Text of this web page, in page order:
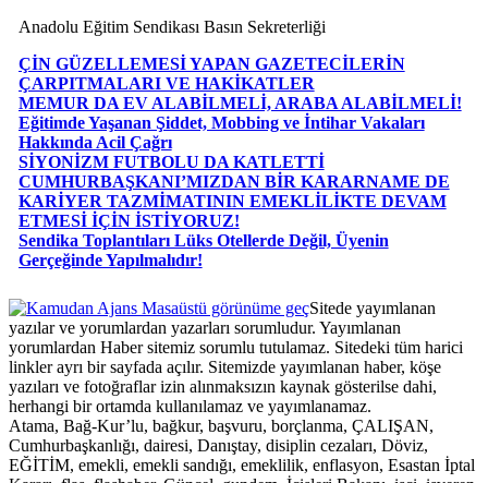
Anadolu Eğitim Sendikası Basın Sekreterliği
ÇİN GÜZELLEMESİ YAPAN GAZETECİLERİN
ÇARPITMALARI VE HAKİKATLER
MEMUR DA EV ALABİLMELİ, ARABA ALABİLMELİ!
Eğitimde Yaşanan Şiddet, Mobbing ve İntihar Vakaları
Hakkında Acil Çağrı
SİYONİZM FUTBOLU DA KATLETTİ
CUMHURBAŞKANI’MIZDAN BİR KARARNAME DE
KARİYER TAZMİMATININ EMEKLİLİKTE DEVAM
ETMESİ İÇİN İSTİYORUZ!
Sendika Toplantıları Lüks Otellerde Değil, Üyenin
Gerçeğinde Yapılmalıdır!
Masaüstü görünüme geçSitede yayımlanan
yazılar ve yorumlardan yazarları sorumludur. Yayımlanan
yorumlardan Haber sitemiz sorumlu tutulamaz. Sitedeki tüm harici
linkler ayrı bir sayfada açılır. Sitemizde yayımlanan haber, köşe
yazıları ve fotoğraflar izin alınmaksızın kaynak gösterilse dahi,
herhangi bir ortamda kullanılamaz ve yayımlanamaz.
Atama, Bağ-Kur’lu, bağkur, başvuru, borçlanma, ÇALIŞAN,
Cumhurbaşkanlığı, dairesi, Danıştay, disiplin cezaları, Döviz,
EĞİTİM, emekli, emekli sandığı, emeklilik, enflasyon, Esastan İptal